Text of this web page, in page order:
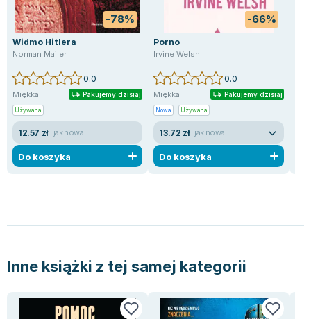
-78%
Widmo Hitlera
Norman Mailer
0.0
Miękka Pakujemy dzisiaj
Używana
12.57 zł jak nowa
Do koszyka
-66%
Porno
Irvine Welsh
0.0
Miękka Pakujemy dzisiaj
Nowa Używana
13.72 zł jak nowa
Do koszyka
Inne książki z tej samej kategorii